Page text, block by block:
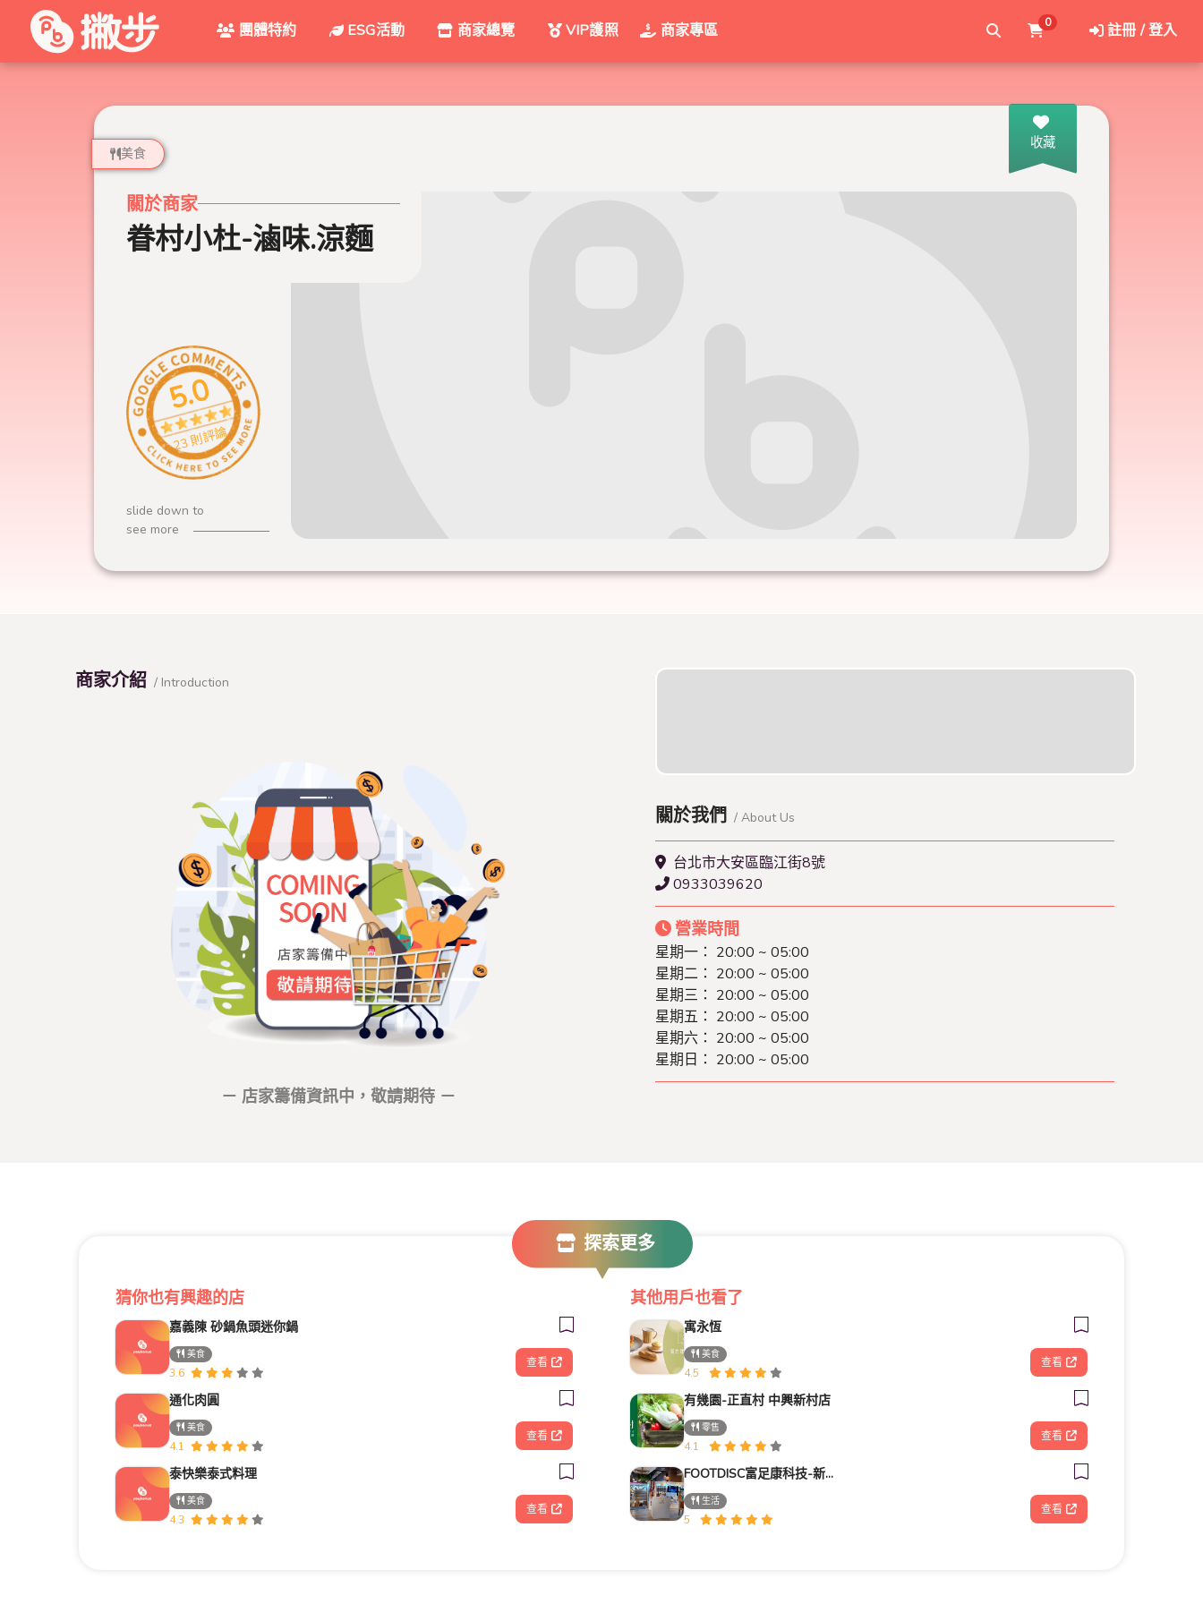
團體特約 ESG活動 商家總覽 VIP護照 商家專區 0 註冊 / 登入
收藏
美食
關於商家
眷村小杜-滷味.涼麵
5.0
23 則評論
slide down to
see more
商家介紹 / Introduction
－ 店家籌備資訊中，敬請期待 －
關於我們 / About Us
台北市大安區臨江街8號
0933039620
營業時間
星期一： 20:00 ~ 05:00
星期二： 20:00 ~ 05:00
星期三： 20:00 ~ 05:00
星期五： 20:00 ~ 05:00
星期六： 20:00 ~ 05:00
星期日： 20:00 ~ 05:00
探索更多
猜你也有興趣的店
嘉義陳 砂鍋魚頭迷你鍋
美食
3.6
查看
通化肉圓
美食
4.1
查看
泰快樂泰式料理
美食
4.3
查看
其他用戶也看了
寓永恆
美食
4.5
查看
有幾園-正直村 中興新村店
零售
4.1
查看
FOOTDISC富足康科技-新光三越-西門店
生活
5
查看